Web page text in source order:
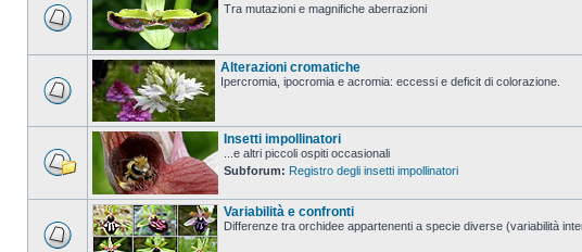
Tra mutazioni e magnifiche aberrazioni
Alterazioni cromatiche
Ipercromia, ipocromia e acromia: eccessi e deficit di colorazione.
Insetti impollinatori
...e altri piccoli ospiti occasionali
Subforum: Registro degli insetti impollinatori
Variabilità e confronti
Differenze tra orchidee appartenenti a specie diverse (variabilità